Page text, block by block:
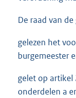
De raad van
gelezen het
burgemeester
gelet op artikel
onderdelen a